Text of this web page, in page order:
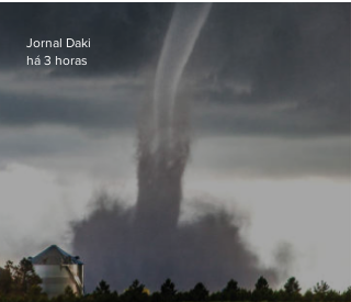
Jornal Daki
há 3 horas